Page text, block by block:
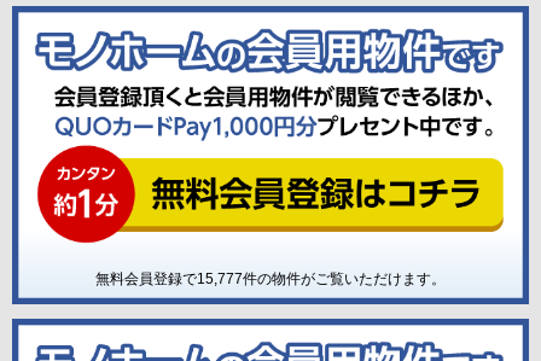
無料会員登録で15,777件の物件がご覧いただけます。